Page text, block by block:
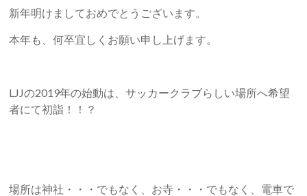
新年明けましておめでとうございます。
本年も、何卒宜しくお願い申し上げます。
LJJの2019年の始動は、サッカークラブらしい場所へ希望
者にて初詣！！？
場所は神社・・・でもなく、お寺・・・でもなく、電車で